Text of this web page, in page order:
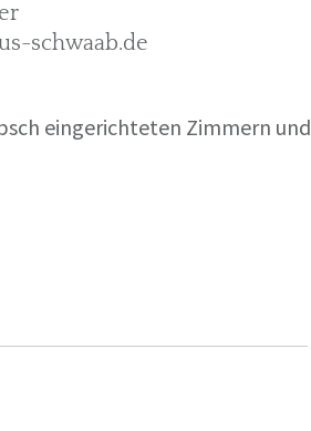
schwaab.de
eingerichteten Zimmern und